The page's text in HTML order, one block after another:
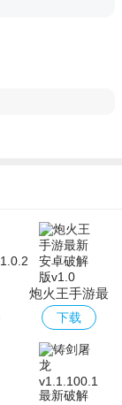
炮火王手游最
新安卓破解版
下载